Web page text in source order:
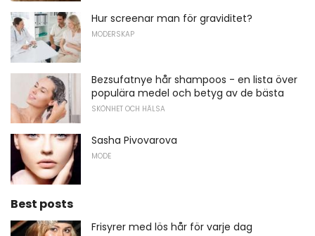
Hur screenar man för graviditet?
MODERSKAP
Bezsufatnye hår shampoos - en lista över
populära medel och betyg av de bästa
SKÖNHET OCH HÄLSA
Sasha Pivovarova
MODE
Best posts
Frisyrer med lös hår för varje dag